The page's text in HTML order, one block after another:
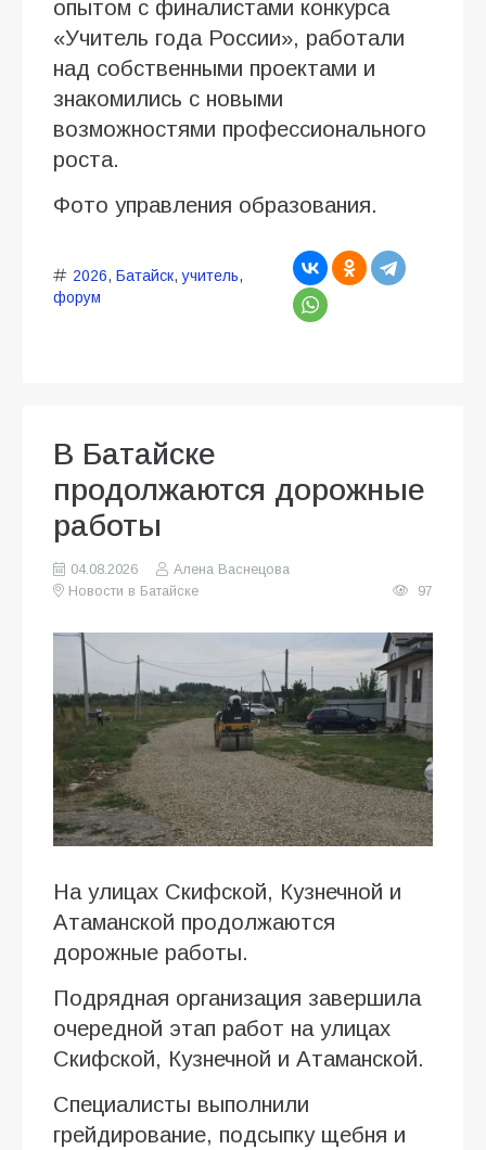
опытом с финалистами конкурса
«Учитель года России», работали
над собственными проектами и
знакомились с новыми
возможностями профессионального
роста.
Фото управления образования.
2026, Батайск,учитель,
форум
В Батайске
продолжаются дорожные
работы
04.08.2026
Алена Васнецова
Новости в Батайске
97
На улицах Скифской, Кузнечной и
Атаманской продолжаются
дорожные работы.
Подрядная организация завершила
очередной этап работ на улицах
Скифской, Кузнечной и Атаманской.
Специалисты выполнили
грейдирование, подсыпку щебня и